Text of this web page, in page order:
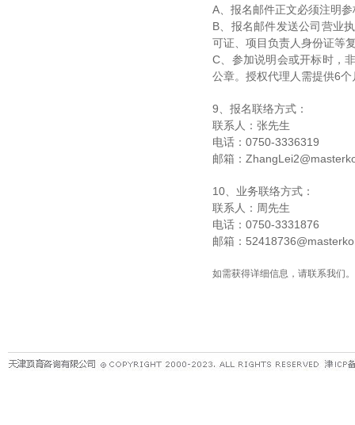
A 、报名邮件正文必须注明
B 、报名邮件发送公司营业
可证、项目负责人身份证等
C 、参加说明会或开标时，
公章。授权代理人需提供6个
9 、报名联络方式：
联系人：张先生
电话： 0750-3336319
邮箱：
10 、业务联络方式：
联系人：周先生
电话： 0750-3331876
邮箱：
如需获得详细信息，请联系我们。